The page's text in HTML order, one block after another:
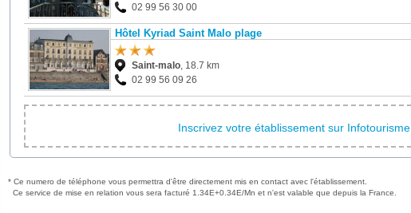
02 99 56 30 00
Hôtel Kyriad Saint Malo plage
Saint-malo, 18.7 km
02 99 56 09 26
Inscrivez votre établissement sur Infotourisme
* Ce numero de téléphone vous permettra d'être directement mis en contact avec l'établissement.
Ce service de mise en relation vous sera facturé 1.34E+0.34E/Mn et n'est valable que depuis la France.